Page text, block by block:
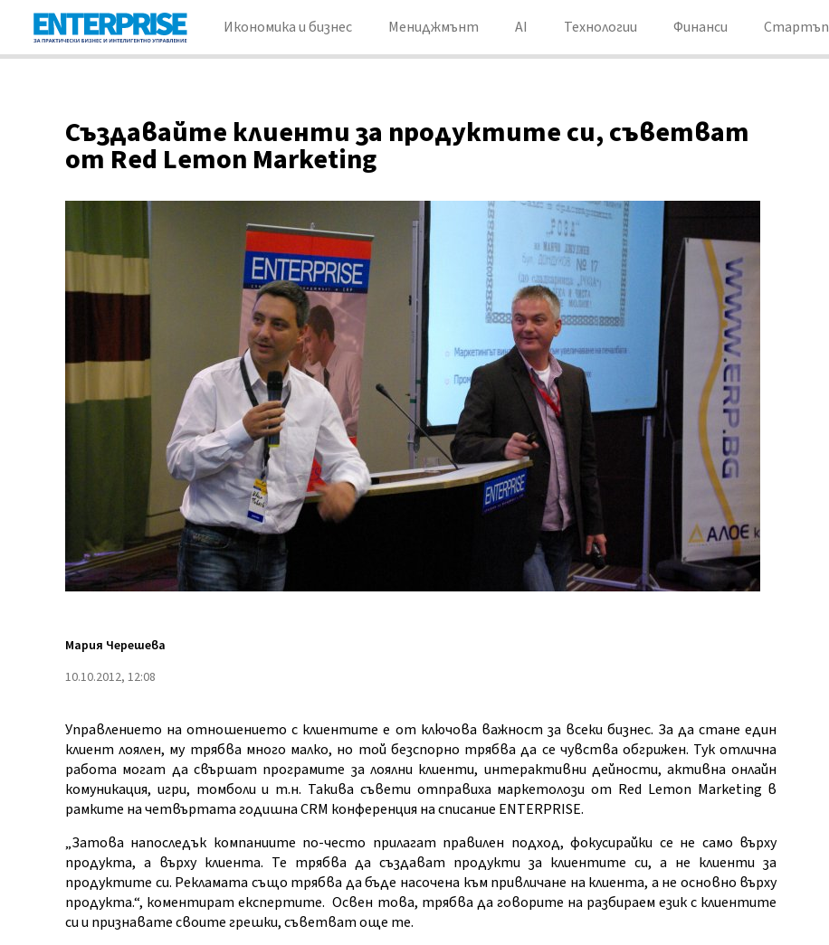
Икономика и бизнес Мениджмънт AI Технологии Финанси Стартъп
Създавайте клиенти за продуктите си, съветват
от Red Lemon Marketing
Мария Черешева
10.10.2012, 12:08
Управлението на отношението с клиентите е от ключова важност за всеки бизнес. За да стане един
клиент лоялен, му трябва много малко, но той безспорно трябва да се чувства обгрижен. Тук отлична
работа могат да свършат програмите за лоялни клиенти, интерактивни дейности, активна онлайн
комуникация, игри, томболи и т.н. Такива съвети отправиха маркетолози от Red Lemon Marketing в
рамките на четвъртата годишна CRM конференция на списание ENTERPRISE.
„Затова напоследък компаниите по-често прилагат правилен подход, фокусирайки се не само върху
продукта, а върху клиента. Те трябва да създават продукти за клиентите си, а не клиенти за
продуктите си. Рекламата също трябва да бъде насочена към привличане на клиента, а не основно върху
продукта.“, коментират експертите. Освен това, трябва да говорите на разбираем език с клиентите
си и признавате своите грешки, съветват още те.